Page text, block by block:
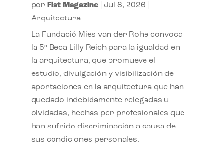
por Flat Magazine| Jul 8, 2026
Arquitectura
La Fundació Mies van der Rohe convoca
la 5ª Beca Lilly Reich para la igualdad en
la arquitectura, que promueve el
estudio, divulgación y visibilización de
aportaciones en la arquitectura que han
quedado indebidamente relegadas u
olvidadas, hechas por profesionales que
han sufrido discriminación a causa de
sus condiciones personales.